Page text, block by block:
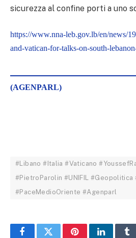
sicurezza al confine porti a uno
https://www.nna-leb.gov.lb/en/news/
and-vatican-for-talks-on-south-
(AGENPARL)
#Libano #Italia #Vaticano
#PietroParolin #UNIFIL #Geopolitica
#PaceMedioOriente #Agenparl